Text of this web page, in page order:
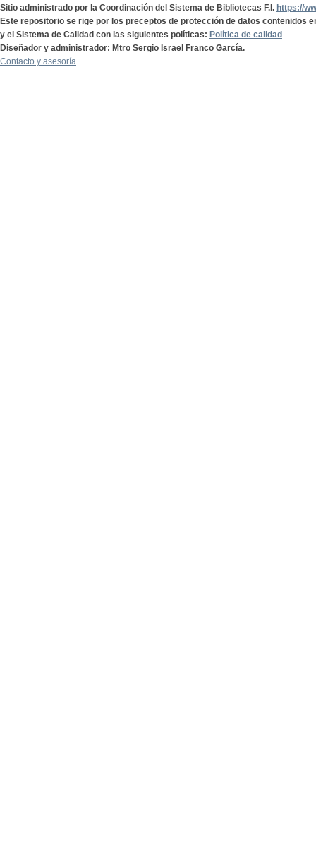
Sitio administrado por la Coordinación del Sistema de Bibliotecas F.I. https://
Este repositorio se rige por los preceptos de protección de datos contenidos
y el Sistema de Calidad con las siguientes políticas: Política de calidad
Diseñador y administrador: Mtro Sergio Israel Franco García.
Contacto y asesoría